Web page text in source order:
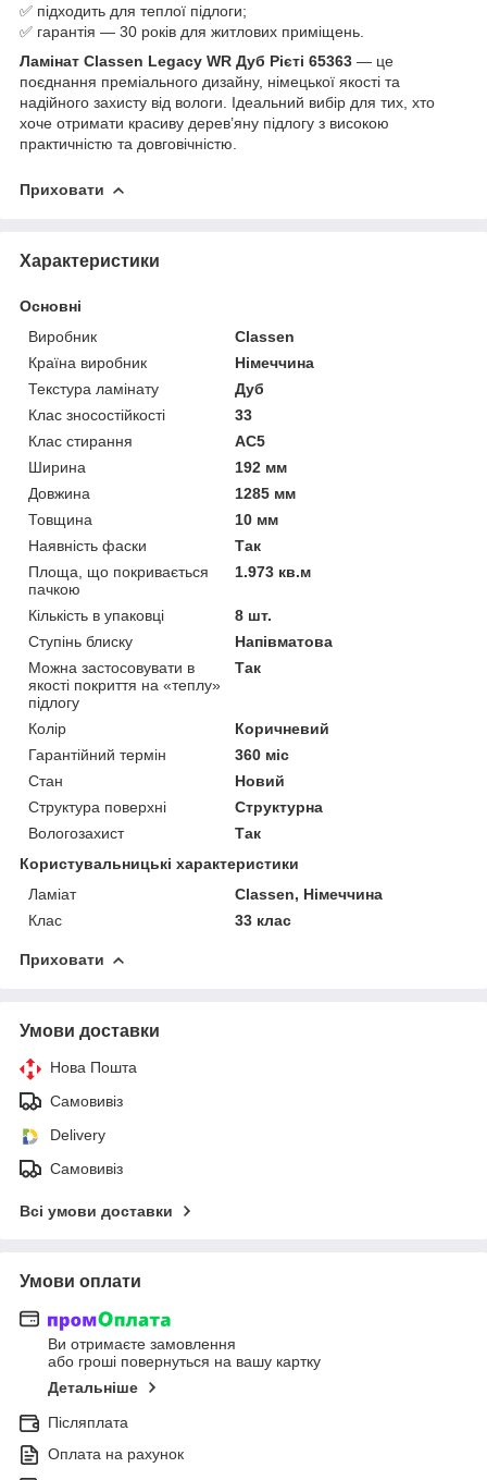
✅ підходить для теплої підлоги;
✅ гарантія — 30 років для житлових приміщень.
Ламінат Classen Legacy WR Дуб Рієті 65363 — це
поєднання преміального дизайну, німецької якості та
надійного захисту від вологи. Ідеальний вибір для тих, хто
хоче отримати красиву дерев’яну підлогу з високою
практичністю та довговічністю.
Приховати
Характеристики
Основні
Виробник
Classen
Країна виробник
Німеччина
Текстура ламінату
Дуб
Клас зносостійкості
33
Клас стирання
АС5
Ширина
192 мм
Довжина
1285 мм
Товщина
10 мм
Наявність фаски
Так
Площа, що покривається
пачкою
1.973 кв.м
Кількість в упаковці
8 шт.
Ступінь блиску
Напівматова
Можна застосовувати в
якості покриття на «теплу»
підлогу
Так
Колір
Коричневий
Гарантійний термін
360 міс
Стан
Новий
Структура поверхні
Структурна
Вологозахист
Так
Користувальницькі характеристики
Ламіат
Classen, Німеччина
Клас
33 клас
Приховати
Умови доставки
Нова Пошта
Самовивіз
Delivery
Самовивіз
Всі умови доставки
Умови оплати
Ви отримаєте замовлення
або гроші повернуться на вашу картку
Детальніше
Післяплата
Оплата на рахунок